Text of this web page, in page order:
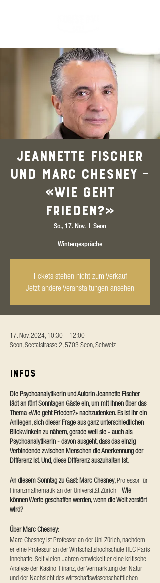
Jeannette Fischer
und Marc Chesney –
«Wie geht
Frieden?»
So., 17. Nov.
  |
Seon
Wintergespräche
Tickets stehen nicht zum Verkauf
Jetzt andere Veranstaltungen ansehen
17. Nov. 2024, 10:30 – 12:00
Seon, Seetalstrasse 2, 5703 Seon, Schweiz
Infos
Die Psychoanalytikerin und Autorin Jeannette Fischer
lädt an fünf Sonntagen Gäste ein, um mit ihnen über das
Thema «Wie geht Frieden?» nachzudenken. Es ist ihr ein
Anliegen, sich dieser Frage aus ganz unterschiedlichen
Blickwinkeln zu nähern, gerade weil sie - auch als
Psychoanalytikerin - davon ausgeht, dass das einzig
Verbindende zwischen Menschen die Anerkennung der
Differenz ist. Und, diese Differenz auszuhalten ist.
An diesem Sonntag zu Gast: Marc Chesney,Professor für
Finanzmathematik an der Universität Zürich - Wie
können Werte geschaffen werden, wenn die Welt zerstört
wird?
Über Marc Chesney:
Marc Chesney ist Professor an der Uni Zürich, nachdem
er eine Professur an der Wirtschaftshochschule HEC Paris
innehatte. Seit vielen Jahren entwickelt er eine kritische
Analyse der Kasino-Finanz, der Vermarktung der Natur
und der Nachsicht des wirtschaftswissenschaftlichen